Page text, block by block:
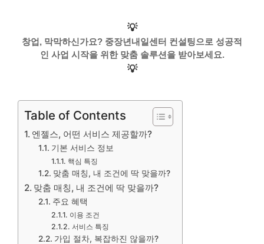
💡
창업, 막막하신가요? 중장년내일센터 컨설팅으로 성공적
인 사업 시작을 위한 맞춤 솔루션을 받아보세요.
💡
Table of Contents
엔젤스, 어떤 서비스 제공할까?
기본 서비스 정보
핵심 특징
맞춤 매칭, 내 조건에 딱 맞을까?
맞춤 매칭, 내 조건에 딱 맞을까?
주요 혜택
이용 조건
서비스 특징
가입 절차, 복잡하진 않을까?